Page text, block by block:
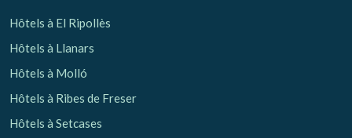
Hôtels à El Ripollès
Hôtels à Llanars
Hôtels à Molló
Hôtels à Ribes de Freser
Hôtels à Setcases